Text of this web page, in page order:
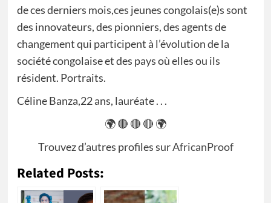
de ces derniers mois,ces jeunes congolais(e)s sont
des innovateurs, des pionniers, des agents de
changement qui participent à l’évolution de la
société congolaise et des pays où elles ou ils
résident. Portraits.
Céline Banza,22 ans, lauréate . . .
🌍 🔴 🔴 🔴 🌍
Trouvez d’autres profiles surAfricanProof
Related Posts: